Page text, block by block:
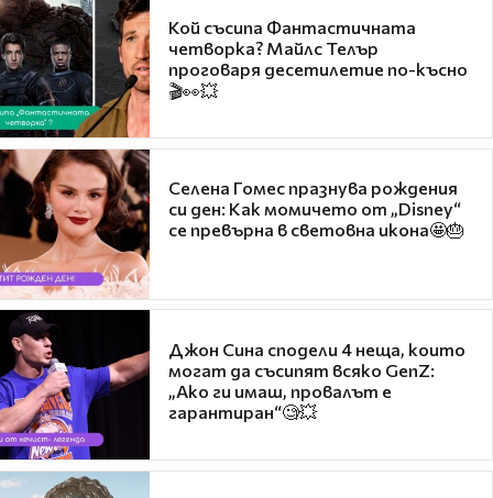
Кой съсипа Фантастичната
четворка? Майлс Телър
проговаря десетилетие по-късно
🎬👀💥
Селена Гомес празнува рождения
си ден: Как момичето от „Disney“
се превърна в световна икона🤩🎂
Джон Сина сподели 4 неща, които
могат да съсипят всяко GenZ:
„Ако ги имаш, провалът е
гарантиран“🧐💥